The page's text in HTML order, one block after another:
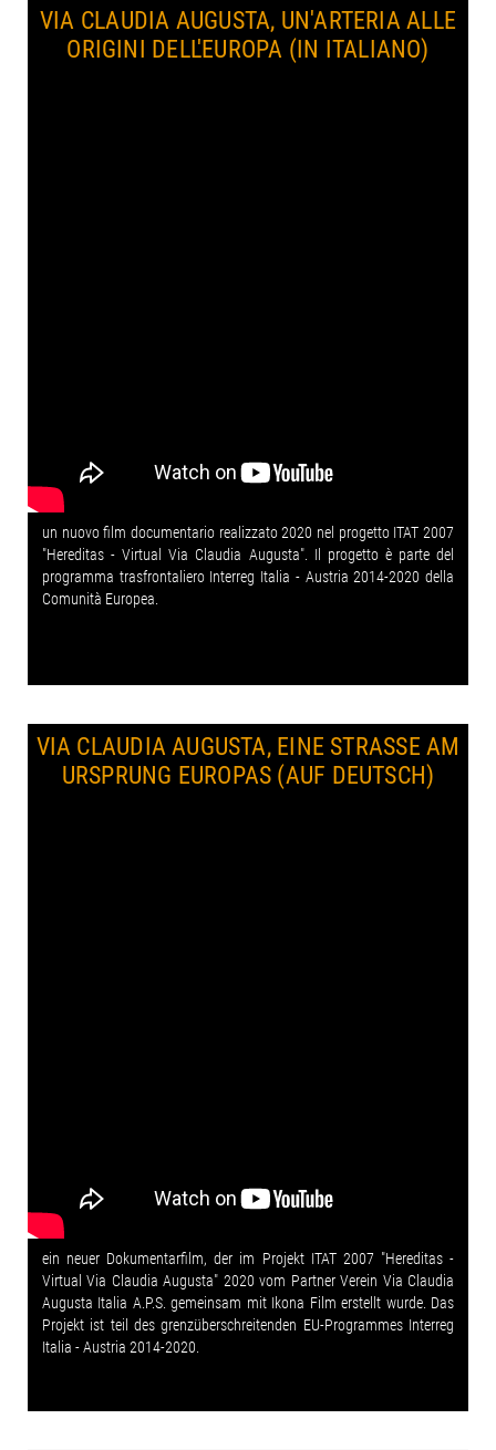
VIA CLAUDIA AUGUSTA, UN'ARTERIA ALLE
ORIGINI DELL'EUROPA (IN ITALIANO)
un nuovo film documentario realizzato 2020 nel progetto ITAT 2007
"Hereditas - Virtual Via Claudia Augusta". Il progetto è parte del
programma trasfrontaliero Interreg Italia - Austria 2014-2020 della
Comunità Europea.
VIA CLAUDIA AUGUSTA, EINE STRASSE AM U
RSPRUNG EUROPAS (AUF DEUTSCH)
ein neuer Dokumentarfilm, der im Projekt ITAT 2007 "Hereditas -
Virtual Via Claudia Augusta" 2020 vom Partner Verein Via Claudia
Augusta Italia A.P.S. gemeinsam mit Ikona Film erstellt wurde. Das
Projekt ist teil des grenzüberschreitenden EU-Programmes Interreg
Italia - Austria 2014-2020.